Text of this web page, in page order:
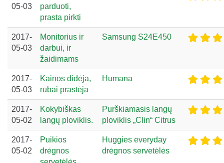
05-03
parduoti,
prasta pirkti
2017-
05-03
Monitorius ir
darbui, ir
žaidimams
Samsung S24E450
2017-
05-03
Kainos didėja,
rūbai prastėja
Humana
2017-
05-02
Kokybiškas
langų ploviklis.
Purškiamasis langų
ploviklis „Clin“ Citrus
2017-
05-02
Puikios
drėgnos
Huggies everyday
drėgnos servetėlės